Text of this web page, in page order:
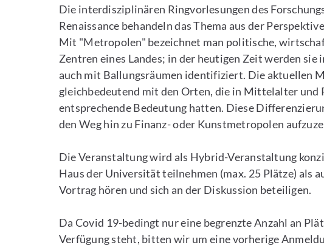
Die interdisziplinären Ringvorlesungen des
Renaissance behandeln das Thema aus der
Mit "Metropolen" bezeichnet man politische,
Zentren eines Landes; in der heutigen Zeit werden sie
auch mit Ballungsräumen identifiziert. Die aktuellen
gleichbedeutend mit den Orten, die in Mittelalter und
entsprechende Bedeutung hatten. Diese
den Weg hin zu Finanz- oder Kunstmetropolen
Die Veranstaltung wird als Hybrid-Veranstaltung
Haus der Universität teilnehmen (max. 25 Plätze) als
Vortrag hören und sich an der Diskussion beteiligen.
Da Covid 19-bedingt nur eine begrenzte Anzahl an
Verfügung steht, bitten wir um eine vorherige